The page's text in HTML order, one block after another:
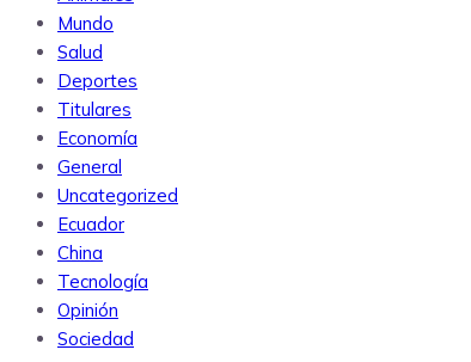
Mundo
Salud
Deportes
Titulares
Economía
General
Uncategorized
Ecuador
China
Tecnología
Opinión
Sociedad